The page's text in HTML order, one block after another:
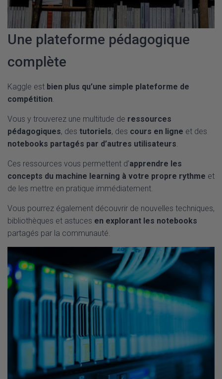
Une plateforme pédagogique
complète
Kaggle est bien plus qu’une simple plateforme de
compétition.
Vous y trouverez une multitude de ressources
pédagogiques, des tutoriels, des cours en ligne et des
notebooks partagés par d’autres utilisateurs.
Ces ressources vous permettent d’apprendre les
concepts du machine learning à votre propre rythme et
de les mettre en pratique immédiatement.
Vous pourrez également découvrir de nouvelles techniques,
bibliothèques et astuces en explorant les notebooks
partagés par la communauté.